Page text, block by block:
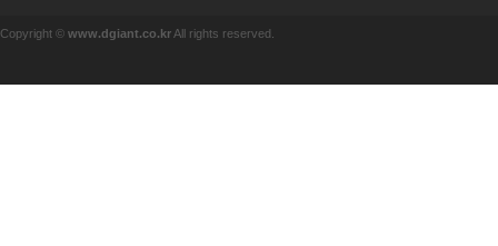
Copyright © www.dgiant.co.kr All rights reserved.